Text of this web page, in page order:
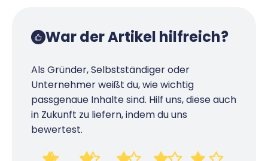
War der Artikel hilfreich?
Als Gründer, Selbstständiger oder
Unternehmer weißt du, wie wichtig
passgenaue Inhalte sind. Hilf uns, diese auch
in Zukunft zu liefern, indem du uns
bewertest.